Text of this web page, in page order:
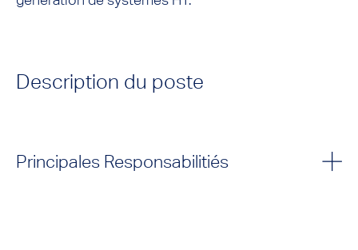
Description du poste
Principales Responsabilitiés